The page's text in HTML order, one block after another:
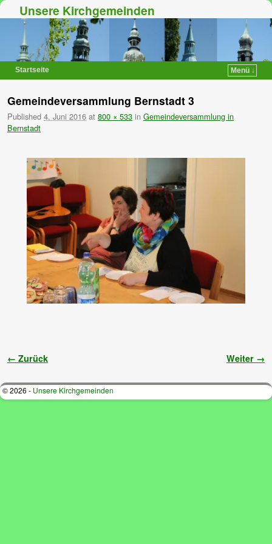
Unsere Kirchgemeinden
Startseite
Menü ↓
Gemeindeversammlung Bernstadt 3
Published 4. Juni 2016 at 800 × 533 in Gemeindeversammlung in
Bernstadt
Bilder-Navigation
← Zurück Weiter →
© 2026 - Unsere Kirchgemeinden